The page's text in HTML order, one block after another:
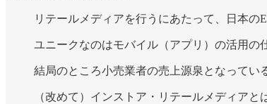
リテールメディアを行うにあたって、日本の
ユニークなのはモバイル（アプリ）の活用の
結局のところ小売業者の売上源泉となってい
（改めて）インストア・リテールメディアと